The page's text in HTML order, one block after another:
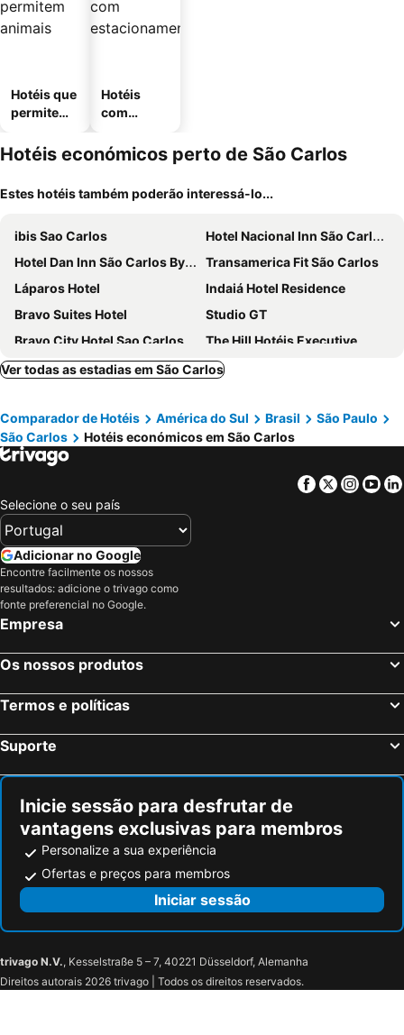
Hotéis que
permitem
Hotéis
com
mento
Hotéis económicos perto de São Carlos
Estes hotéis também poderão interessá-lo...
ibis Sao Carlos
Hotel Nacional Inn São Carlos & Convenções
Hotel Dan Inn São Carlos By Nacional Inn
Transamerica Fit São Carlos
Láparos Hotel
Indaiá Hotel Residence
Bravo Suites Hotel
Studio GT
Bravo City Hotel Sao Carlos
The Hill Hotéis Executive
Central Park Hotel Residence
Hotel Ype de São Carlos
Pousadas Conde do Pinhal
Parisi
Hotel Anaca
Hotel Veneza
Ver todas as estadias em São Carlos
Comparador de Hotéis América do Sul Brasil
São Paulo
São Carlos
Hotéis económicos em São Carlos
Facebook
Twitter
Selecione o seu país
Adicionar no Google
Encontre facilmente os nossos
resultados: adicione o trivago como
fonte preferencial no Google.
Empresa
Os nossos produtos
Termos e políticas
Suporte
Inicie sessão para desfrutar de
vantagens exclusivas para membros
Personalize a sua experiência
Ofertas e preços para membros
Iniciar sessão
trivago N.V., Kesselstraße 5 – 7, 40221 Düsseldorf, Alemanha
Direitos autorais 2026 trivago | Todos os direitos reservados.